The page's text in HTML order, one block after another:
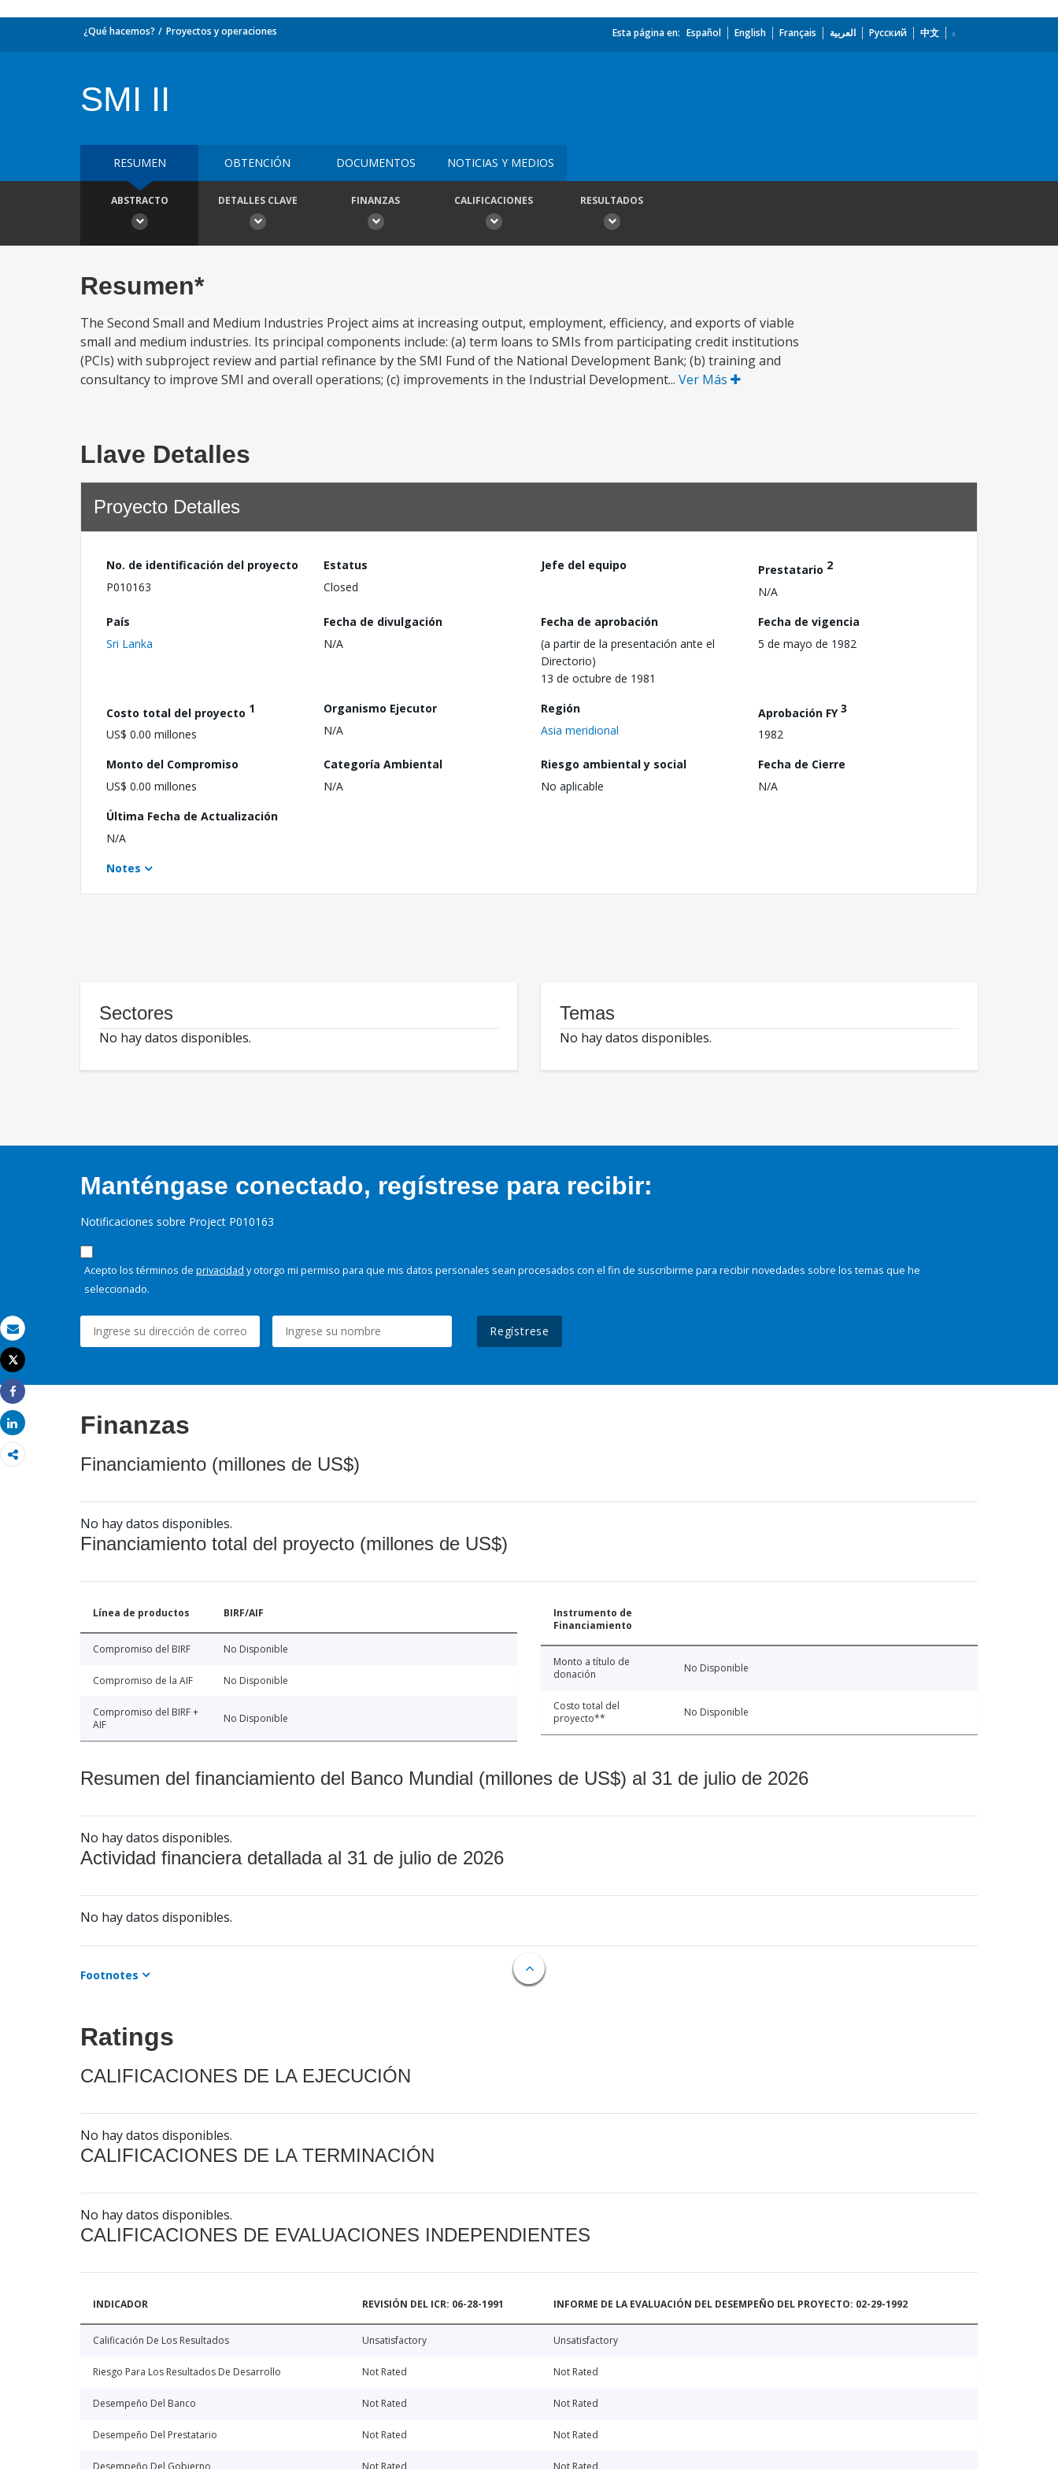
Correo electrónico
Imprimir
Tweet
Share
Share
¿Qué hacemos? Proyectos y operaciones Esta página en: Español English Français العربية Русский 中文
SMI II
RESUMEN OBTENCIÓN DOCUMENTOS NOTICIAS Y MEDIOS
ABSTRACTO DETALLES CLAVE FINANZAS CALIFICACIONES RESULTADOS
Resumen*
The Second Small and Medium Industries Project aims at increasing output, employment, efficiency, and exports of viable
small and medium industries. Its principal components include: (a) term loans to SMIs from participating credit institutions
(PCIs) with subproject review and partial refinance by the SMI Fund of the National Development Bank; (b) training and
consultancy to improve SMI and overall operations; (c) improvements in the Industrial Development... Ver Más
Llave Detalles
Proyecto Detalles
No. de identificación del proyecto
P010163
Estatus
Closed
Jefe del equipo Prestatario 2
N/A
País
Sri Lanka
Fecha de divulgación
N/A
Fecha de aprobación
(a partir de la presentación ante el
Directorio)
13 de octubre de 1981
Fecha de vigencia
5 de mayo de 1982
Costo total del proyecto 1
US$ 0.00 millones
Organismo Ejecutor
N/A
Región
Asia meridional
Aprobación FY3
1982
Monto del Compromiso
US$ 0.00 millones
Categoría Ambiental
N/A
Riesgo ambiental y social
No aplicable
Fecha de Cierre
N/A
Última Fecha de Actualización
N/A
Notes
Sectores
No hay datos disponibles.
Temas
No hay datos disponibles.
Manténgase conectado, regístrese para recibir:
Notificaciones sobre Project P010163
Acepto los términos de privacidad y otorgo mi permiso para que mis datos personales sean procesados con el fin de suscribirme para recibir novedades sobre los temas que he
seleccionado.
Regístrese
Finanzas
Financiamiento (millones de US$)
No hay datos disponibles.
Financiamiento total del proyecto (millones de US$)
Línea de productos BIRF/AIF
Compromiso del BIRF No Disponible
Compromiso de la AIF No Disponible
Compromiso del BIRF +
AIF
No Disponible
Instrumento de
Financiamiento
Monto a título de
donación
No Disponible
Costo total del
proyecto**
No Disponible
Resumen del financiamiento del Banco Mundial (millones de US$) al 31 de julio de 2026
No hay datos disponibles.
Actividad financiera detallada al 31 de julio de 2026
No hay datos disponibles.
Footnotes
Ratings
CALIFICACIONES DE LA EJECUCIÓN
No hay datos disponibles.
CALIFICACIONES DE LA TERMINACIÓN
No hay datos disponibles.
CALIFICACIONES DE EVALUACIONES INDEPENDIENTES
INDICADOR REVISIÓN DEL ICR: 06-28-1991 INFORME DE LA EVALUACIÓN DEL DESEMPEÑO DEL PROYECTO: 02-29-1992
Calificación De Los Resultados Unsatisfactory Unsatisfactory
Riesgo Para Los Resultados De Desarrollo Not Rated Not Rated
Desempeño Del Banco Not Rated Not Rated
Desempeño Del Prestatario Not Rated Not Rated